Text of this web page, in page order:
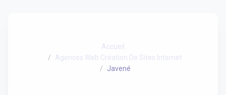
Accueil
Agences Web Création De Sites Internet
Javené